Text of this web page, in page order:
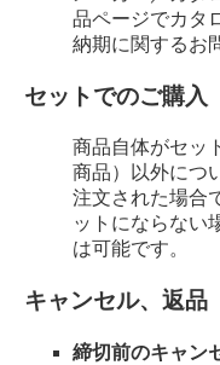
品ページでカタ
納期に関するお
セットでのご購入
商品自体がセッ
商品）以外につ
注文された場合
ットにならない
は可能です。
キャンセル、返品
締切前のキャン